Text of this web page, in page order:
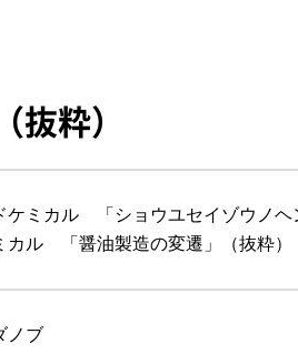
粋）
ケミカル 「ショウユセイゾウノヘ
カル 「醤油製造の変遷」（抜粋）
ノブ